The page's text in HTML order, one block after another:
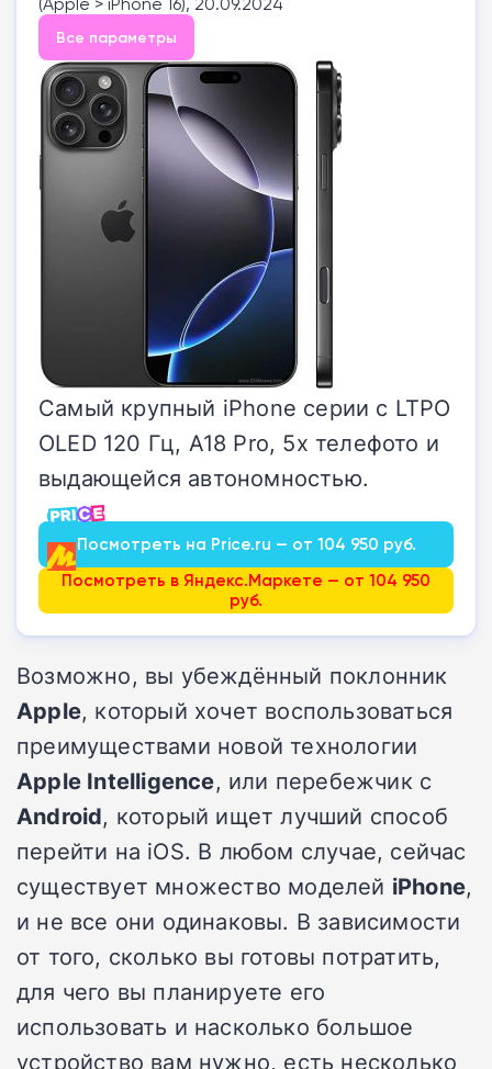
Все параметры
Самый крупный iPhone серии с LTPO
OLED 120 Гц, A18 Pro, 5x телефото и
выдающейся автономностью.
Посмотреть на Price.ru — от 104 950 руб.
Посмотреть в Яндекс.Маркете — от 104 950
руб.
Возможно, вы убеждённый поклонник
Apple, который хочет воспользоваться
преимуществами новой технологии
Apple Intelligence, или перебежчик с
Android, который ищет лучший способ
перейти на iOS. В любом случае, сейчас
существует множество моделей iPhone,
и не все они одинаковы. В зависимости
от того, сколько вы готовы потратить,
для чего вы планируете его
использовать и насколько большое
устройство вам нужно, есть несколько